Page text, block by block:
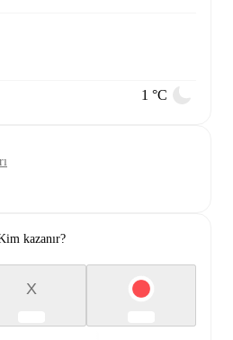
1 °C
kazanır?
X